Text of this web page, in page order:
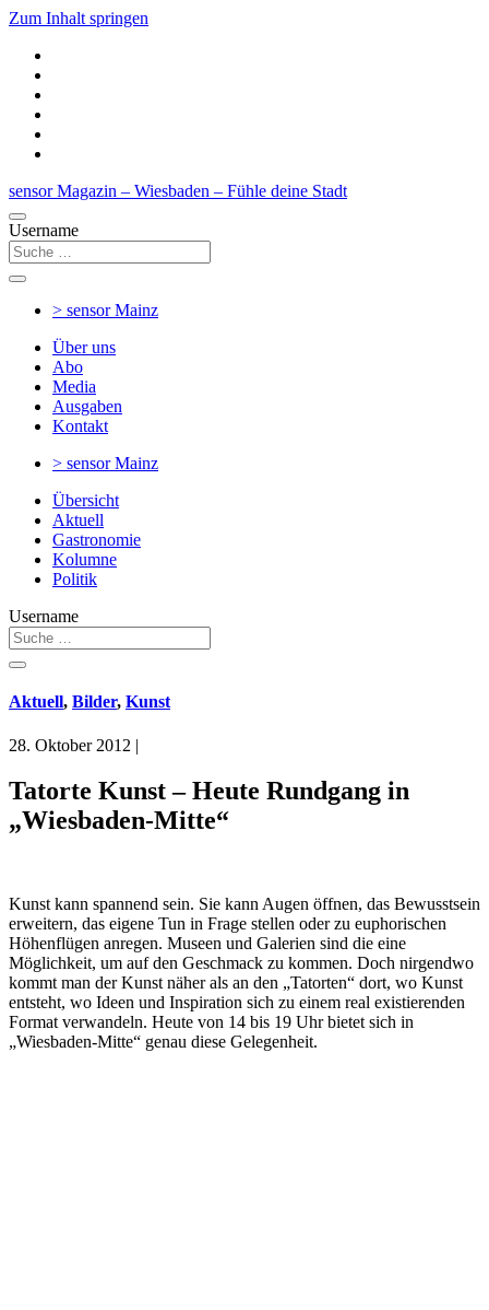
Zum Inhalt springen
sensor Magazin – Wiesbaden – Fühle deine Stadt
Username
> sensorMainz
Über uns
Abo
Media
Ausgaben
Kontakt
> sensorMainz
Übersicht
Aktuell
Gastronomie
Kolumne
Politik
Username
Aktuell, Bilder, Kunst
28. Oktober 2012 |
Tatorte Kunst – Heute Rundgang in
„Wiesbaden-Mitte“
Kunst kann spannend sein. Sie kann Augen öffnen, das Bewusstsein
erweitern, das eigene Tun in Frage stellen oder zu euphorischen
Höhenflügen anregen. Museen und Galerien sind die eine
Möglichkeit, um auf den Geschmack zu kommen. Doch nirgendwo
kommt man der Kunst näher als an den „Tatorten“ dort, wo Kunst
entsteht, wo Ideen und Inspiration sich zu einem real existierenden
Format verwandeln. Heute von 14 bis 19 Uhr bietet sich in
„Wiesbaden-Mitte“ genau diese Gelegenheit.